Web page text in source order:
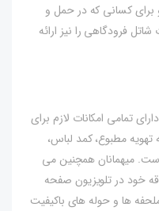
برای کسانی که در حمل و
فرودگاهی را نیز ارائه
تمامی امکانات لازم برای
مطبوع، کمد لباس،
میهمانان همچنین می
خود در تلویزیون صفحه
ها و حوله های باکیفیت